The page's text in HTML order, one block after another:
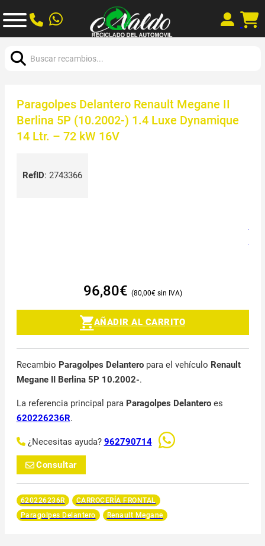
Paragolpes Delantero Renault Megane II
Berlina 5P (10.2002-) 1.4 Luxe Dynamique
14 Ltr. – 72 kW 16V
RefID: 2743366
96,80€ 80,00€
AÑADIR AL CARRITO
Recambio Paragolpes Delanteropara el vehículo Renault
Megane II Berlina 5P 10.2002-.
La referencia principal para Paragolpes Delanteroes
620226236R.
¿Necesitas ayuda? 962790714
Consultar
620226236R
CARROCERÍA FRONTAL
Paragolpes Delantero
Renault Megane